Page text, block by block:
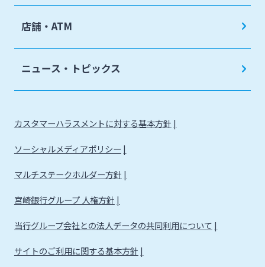
店舗・ATM
ニュース・トピックス
カスタマーハラスメントに対する基本方針
ソーシャルメディアポリシー
マルチステークホルダー方針
宮崎銀行グループ 人権方針
当行グループ会社との法人データの共同利用について
サイトのご利用に関する基本方針